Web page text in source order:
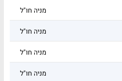
מניה חו"ל
מניה חו"ל
מניה חו"ל
מניה חו"ל